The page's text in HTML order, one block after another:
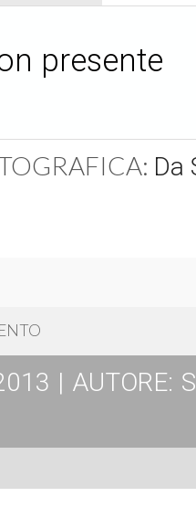
presente
Da
| AUTORE: